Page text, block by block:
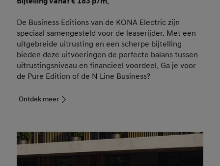
De Business Editions van de KONA Electric zijn
speciaal samengesteld voor de leaserijder. Met een
uitgebreide uitrusting en een scherpe bijtelling
bieden deze uitvoeringen de perfecte balans tussen
uitrustingsniveau en financieel voordeel. Ga je voor
de Pure Edition of de N Line Business?
Ontdek meer